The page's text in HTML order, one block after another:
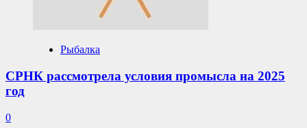
Рыбалка
СРНК рассмотрела условия промысла на 2025
год
0